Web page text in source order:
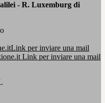
- R. Luxemburg di
Link per inviare una mail
Link per inviare una mail